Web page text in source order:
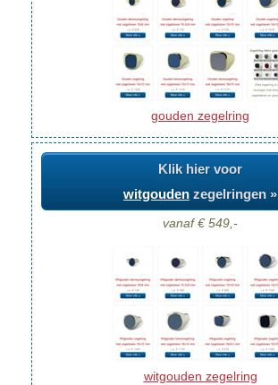
gouden zegelring
Klik hier voor
witgouden zegelringen »
vanaf € 549,-
witgouden zegelring